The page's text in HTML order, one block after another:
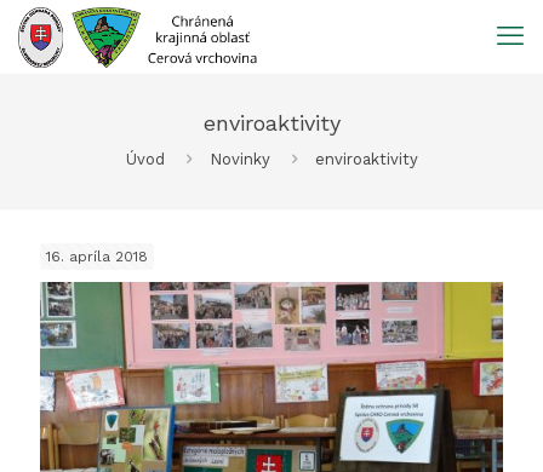
Prejsť
obsah
enviroaktivity
Úvod Novinky enviroaktivity
16. apríla 2018